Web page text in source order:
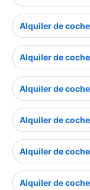
Alquiler de
Alquiler de
Alquiler de
Alquiler de
Alquiler de
Alquiler de